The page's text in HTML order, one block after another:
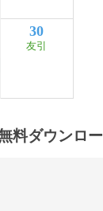
30
友引
料ダウンロ